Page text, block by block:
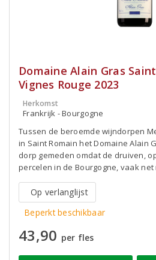
Domaine Alain Gras
Vignes Rouge 2023
Herkomst
Frankrijk - Bourgogne
Tussen de beroemde wijndorpen
in Saint Romain het Domaine Alain
dorp gemeden omdat de druiven,
percelen in de Bourgogne, vaak
Op verlanglijst
Beperkt beschikbaar
43,90 per fles